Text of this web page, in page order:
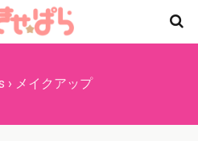
› メイクアップ